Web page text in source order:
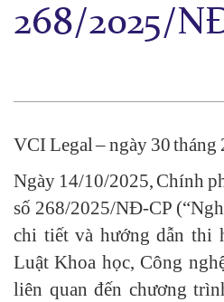
268/2025/
VCI Legal – ngày 30 tháng
Ngày 14/10/2025, Chính
số 268/2025/NĐ-CP
chi tiết và hướng dẫn thi
Luật Khoa học, Công
liên quan đến chương